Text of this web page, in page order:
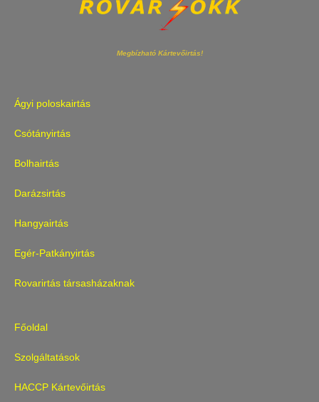
Megbízható Kártevőirtás!
Ágyi poloskairtás
Csótányirtás
Bolhairtás
Darázsirtás
Hangyairtás
Egér-Patkányirtás
Rovarirtás társasházaknak
Főoldal
Szolgáltatások
HACCP Kártevőirtás